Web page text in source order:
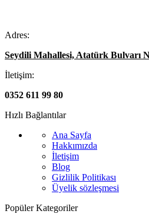
Adres:
Seydili Mahallesi, Atatürk Bulvarı
İletişim:
0352 611 99 80
Hızlı Bağlantılar
Ana Sayfa
Hakkımızda
İletişim
Blog
Gizlilik Politikası
Üyelik sözleşmesi
Popüler Kategoriler